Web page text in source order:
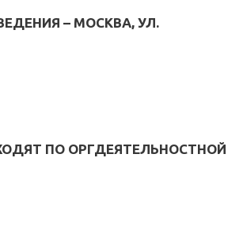
– МОСКВА, УЛ.
ПО ОРГДЕЯТЕЛЬНОСТНОЙ